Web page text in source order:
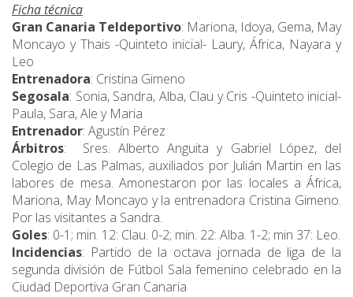
Ficha técnica
Gran Canaria Teldeportivo: Mariona, Idoya, Gema, May
Moncayo y Thais -Quinteto inicial- Laury, África, Nayara y
Leo
Entrenadora: Cristina Gimeno
Segosala: Sonia, Sandra, Alba, Clau y Cris -Quinteto inicial-
Paula, Sara, Ale y Maria
Entrenador: Agustín Pérez
Árbitros: Sres. Alberto Anguita y Gabriel López, del
Colegio de Las Palmas, auxiliados por Julián Martin en las
labores de mesa. Amonestaron por las locales a África,
Mariona, May Moncayo y la entrenadora Cristina Gimeno.
Por las visitantes a Sandra.
Goles: 0-1; min. 12: Clau. 0-2; min. 22: Alba. 1-2; min 37: Leo.
Incidencias: Partido de la octava jornada de liga de la
segunda división de Fútbol Sala femenino celebrado en la
Ciudad Deportiva Gran Canaria